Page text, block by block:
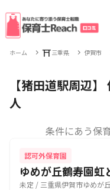
ホーム ⛩三重県 伊賀市
【猪田道駅周辺
人
条件にあう保
認可外保育園
ゆめが丘鶴寿園虹
未定 / 三重県伊賀市ゆめが